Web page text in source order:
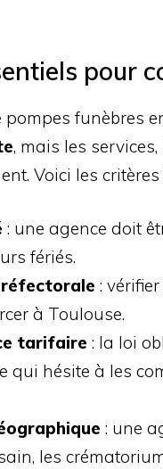
pour
pompes funèbres
, mais les
Voici les
: une agence doit
fériés.
:
à Toulouse.
tarifaire : la loi
qui hésite à les
: une
les